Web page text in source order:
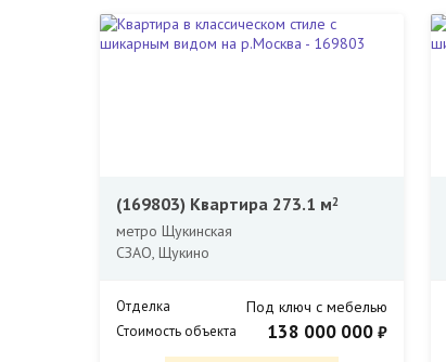
(169803) Квартира 273.1 м2
метро Щукинская
СЗАО, Щукино
Отделка Под ключ с мебелью
Стоимость объекта 138 000 000 ₽